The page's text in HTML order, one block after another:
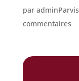
par adminParvis
commentaires